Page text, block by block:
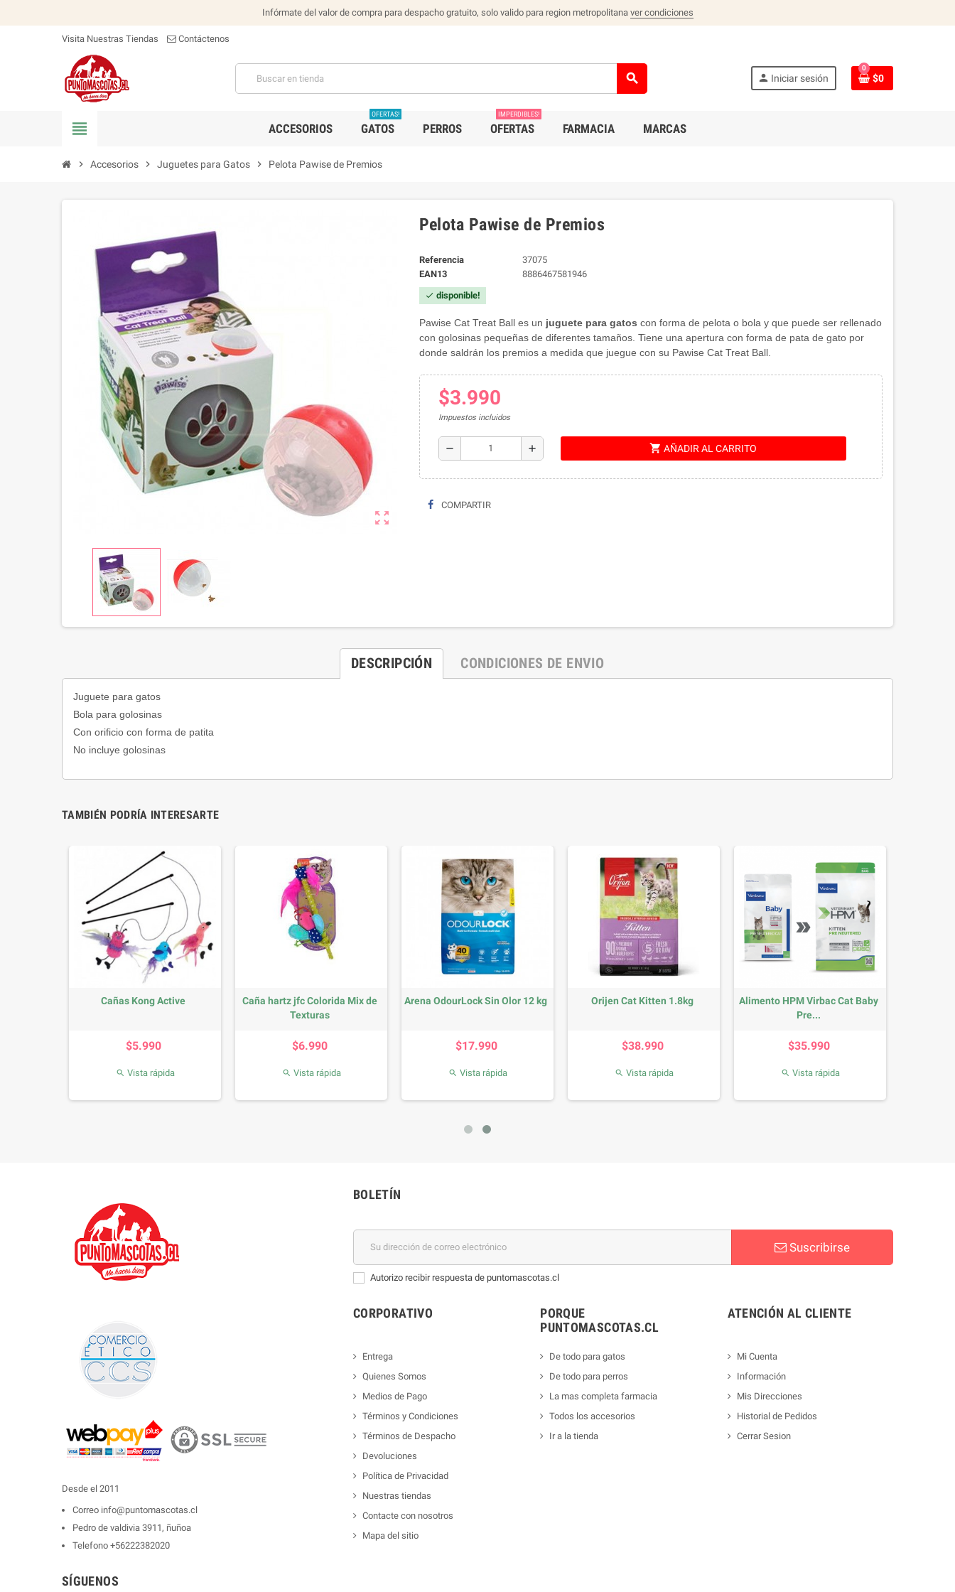
Infórmate del valor de compra para despacho gratuito, solo valido para region metropolitana ver condiciones
Visita Nuestras Tiendas Contáctenos
search person Iniciar sesión
0
$0
view_headline ACCESORIOS GATOS
OFERTAS!
PERROS OFERTAS
IMPERDIBLES!
FARMACIA MARCAS
chevron_right Accesorios chevron_right Juguetes para Gatos chevron_right Pelota Pawise de Premios
zoom_out_map
Pelota Pawise de Premios
Referencia
37075
EAN13
8886467581946
check disponible!
Pawise Cat Treat Ball es un juguete para gatos con forma de pelota o bola y que puede ser rellenado
con golosinas pequeñas de diferentes tamaños. Tiene una apertura con forma de pata de gato por
donde saldrán los premios a medida que juegue con su Pawise Cat Treat Ball.
$3.990
Impuestos incluidos
remove add shopping_cart AÑADIR AL CARRITO
COMPARTIR
DESCRIPCIÓN CONDICIONES DE ENVIO
Juguete para gatos
Bola para golosinas
Con orificio con forma de patita
No incluye golosinas
TAMBIÉN PODRÍA INTERESARTE
Cañas Kong Active
$5.990
 Vista rápida
Caña hartz jfc Colorida Mix de
Texturas
$6.990
 Vista rápida
Arena OdourLock Sin Olor 12 kg
$17.990
 Vista rápida
Orijen Cat Kitten 1.8kg
$38.990
 Vista rápida
Alimento HPM Virbac Cat Baby
Pre...
$35.990
 Vista rápida
Desde el 2011
Correo info@puntomascotas.cl
Pedro de valdivia 3911, ñuñoa
Telefono +56222382020
SÍGUENOS
BOLETÍN
Suscribirse
Autorizo recibir respuesta de puntomascotas.cl
CORPORATIVO
Entrega
Quienes Somos
Medios de Pago
Términos y Condiciones
Términos de Despacho
Devoluciones
Política de Privacidad
Nuestras tiendas
Contacte con nosotros
Mapa del sitio
PORQUE
PUNTOMASCOTAS.CL
De todo para gatos
De todo para perros
La mas completa farmacia
Todos los accesorios
Ir a la tienda
ATENCIÓN AL CLIENTE
Mi Cuenta
Información
Mis Direcciones
Historial de Pedidos
Cerrar Sesion